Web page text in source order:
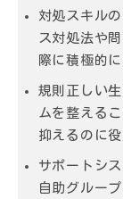
対処スキル
ス対処法や
際に積極的
規則正しい
ムを整える
抑えるのに役
サポートシ
自助グルー